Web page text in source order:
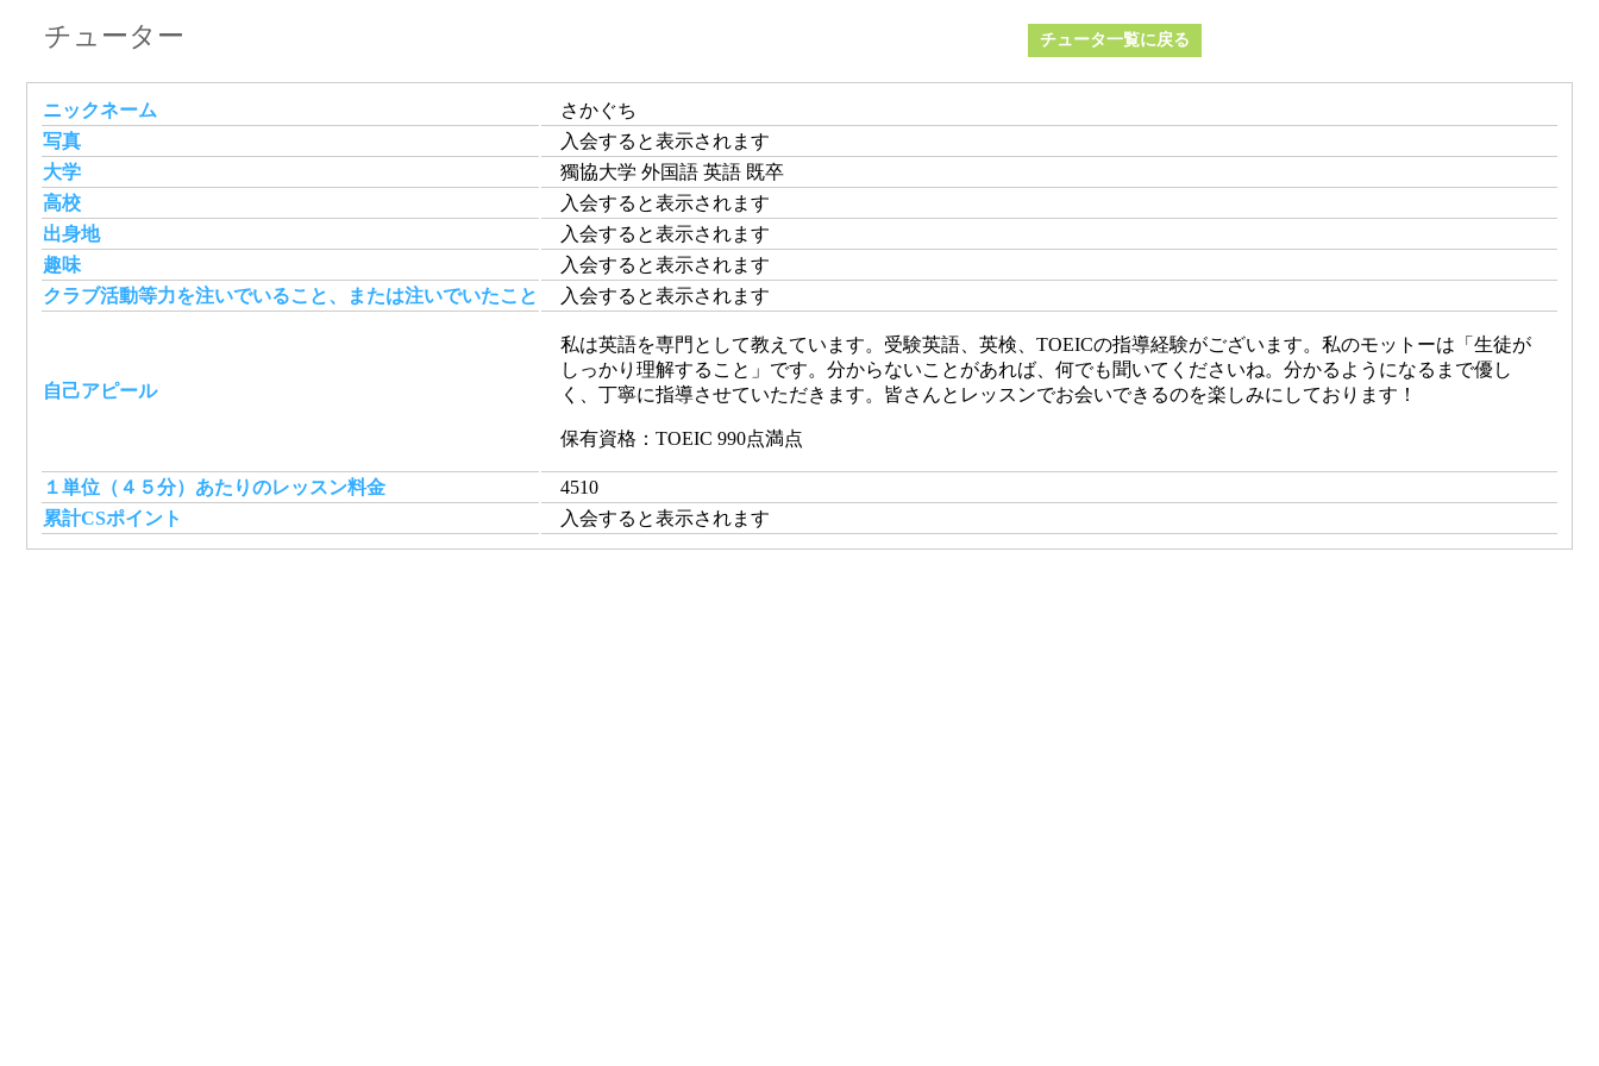
チューター チュータ一覧に戻る
ニックネーム
さかぐち
写真
入会すると表示されます
大学
獨協大学 外国語 英語 既卒
高校
入会すると表示されます
出身地
入会すると表示されます
趣味
入会すると表示されます
クラブ活動等力を注いでいること、または注いでいたこと
入会すると表示されます
自己アピール
私は英語を専門として教えています。受験英語、英検、TOEICの指導経験がございます。私のモットーは「生徒が
しっかり理解すること」です。分からないことがあれば、何でも聞いてくださいね。分かるようになるまで優し
く、丁寧に指導させていただきます。皆さんとレッスンでお会いできるのを楽しみにしております！
保有資格：TOEIC 990点満点
１単位（４５分）あたりのレッスン料金
4510
累計CSポイント
入会すると表示されます